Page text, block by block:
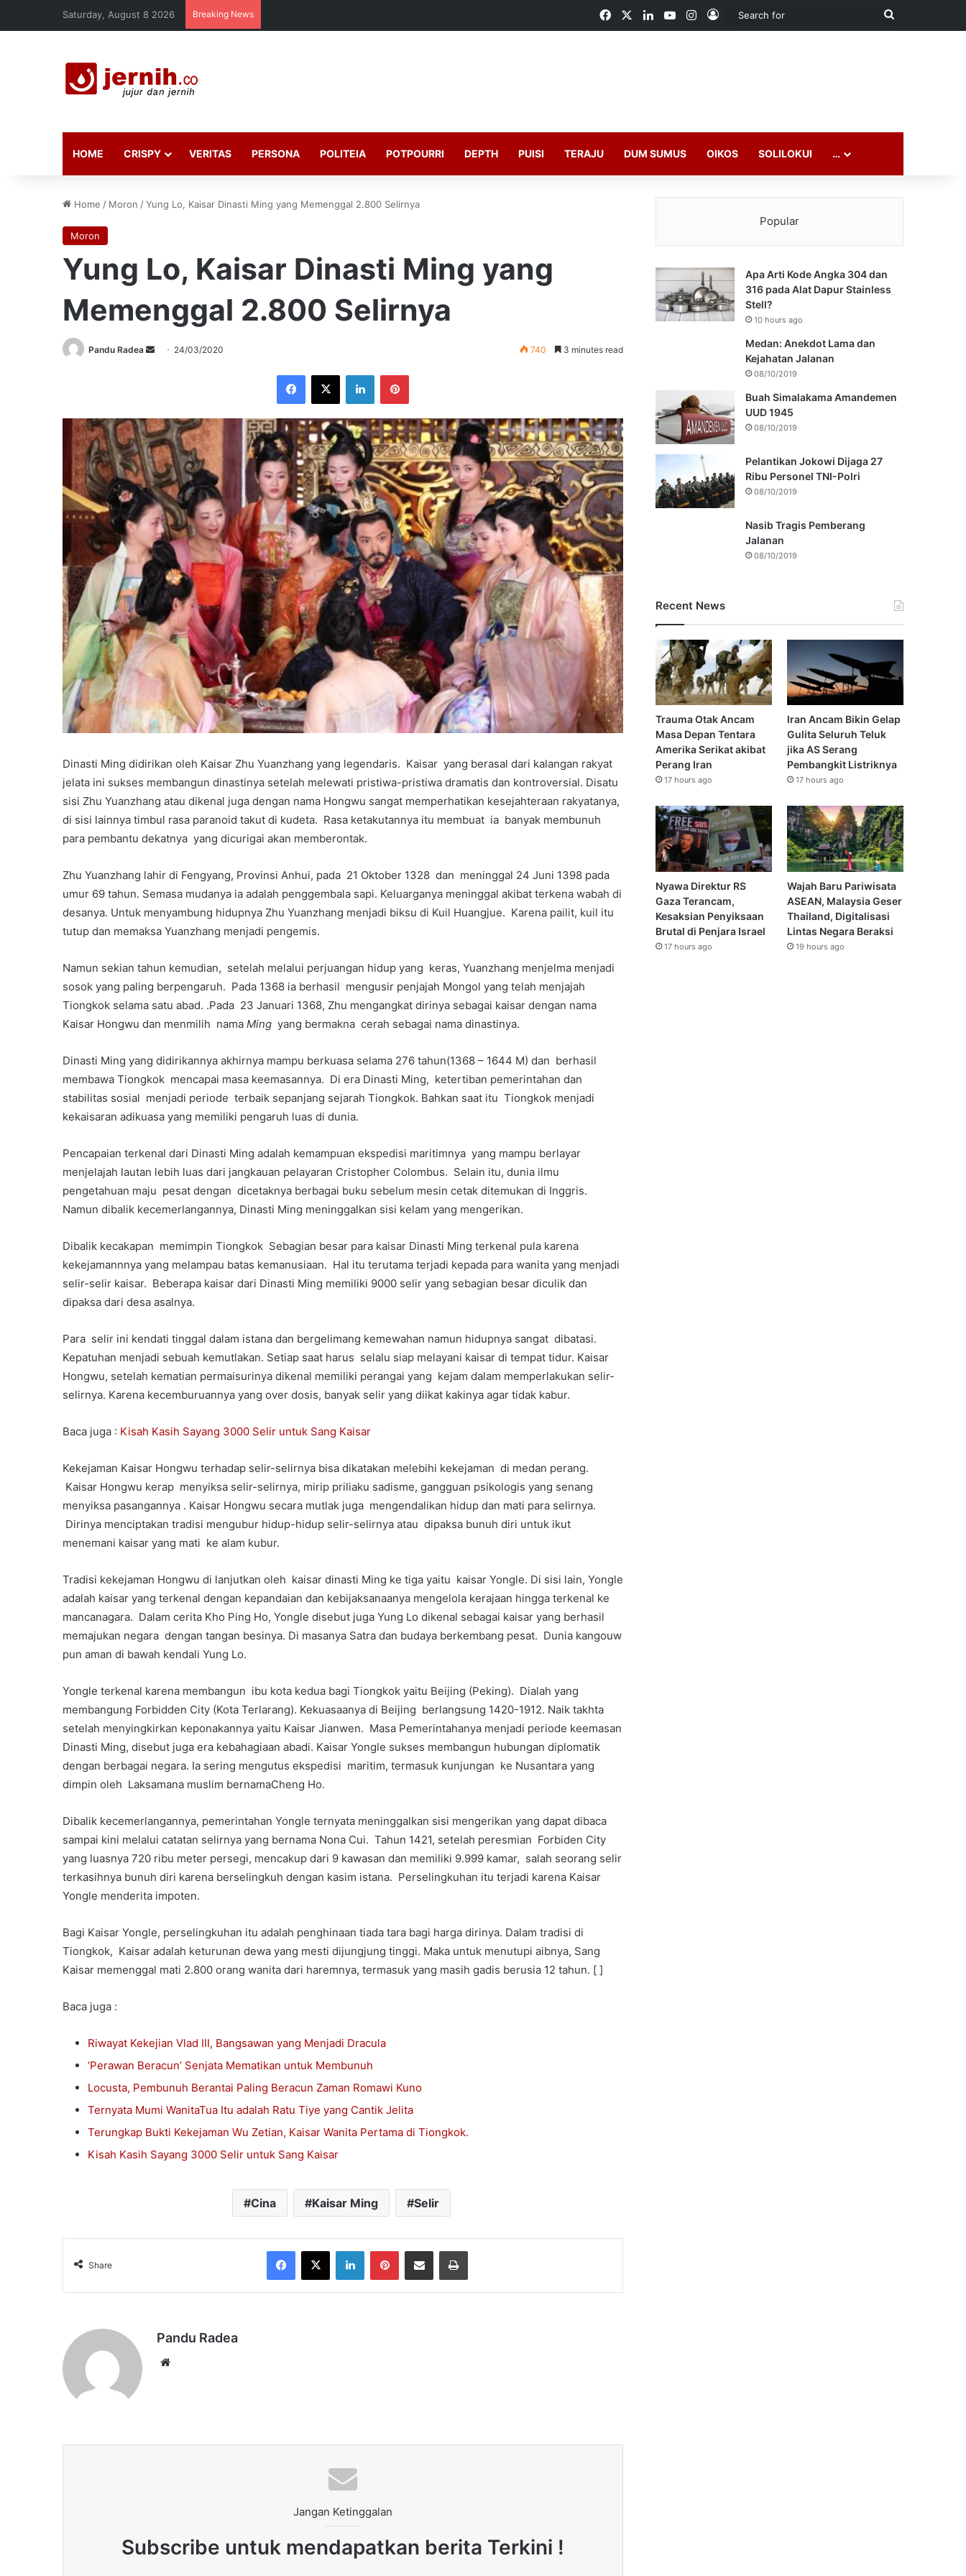
Saturday, August 8 2026 Breaking News FacebookLinkedInYouTubeInstagram
Log In
Search
HOME CRISPY VERITAS PERSONA POLITEIA POTPOURRI DEPTH PUISI TERAJU DUM SUMUS OIKOS SOLILOKUI …
Home / Moron /Yung Lo, Kaisar Dinasti Ming yang Memenggal 2.800 Selirnya
Moron
Yung Lo, Kaisar Dinasti Ming yang
Memenggal 2.800 Selirnya
Pandu Radea
Send 24/03/2020 740 3 minutes read
Facebook
X LinkedInPinterest
Dinasti Ming didirikan oleh Kaisar Zhu Yuanzhang yang legendaris. Kaisar yang berasal dari kalangan rakyat
jelata ini sukses membangun dinastinya setelah melewati pristiwa-pristiwa dramatis dan kontroversial. Disatu
sisi Zhu Yuanzhang atau dikenal juga dengan nama Hongwu sangat memperhatikan kesejahteraan rakyatanya,
di sisi lainnya timbul rasa paranoid takut di kudeta. Rasa ketakutannya itu membuat ia banyak membunuh
para pembantu dekatnya yang dicurigai akan memberontak.
Zhu Yuanzhang lahir di Fengyang, Provinsi Anhui, pada 21 Oktober 1328 dan meninggal 24 Juni 1398 pada
umur 69 tahun. Semasa mudanya ia adalah penggembala sapi. Keluarganya meninggal akibat terkena wabah di
desanya. Untuk menyambung hidupnya Zhu Yuanzhang menjadi biksu di Kuil Huangjue. Karena pailit, kuil itu
tutup dan memaksa Yuanzhang menjadi pengemis.
Namun sekian tahun kemudian, setelah melalui perjuangan hidup yang keras, Yuanzhang menjelma menjadi
sosok yang paling berpengaruh. Pada 1368 ia berhasil mengusir penjajah Mongol yang telah menjajah
Tiongkok selama satu abad. .Pada 23 Januari 1368, Zhu mengangkat dirinya sebagai kaisar dengan nama
Kaisar Hongwu dan menmilih nama Ming yang bermakna cerah sebagai nama dinastinya.
Dinasti Ming yang didirikannya akhirnya mampu berkuasa selama 276 tahun(1368 – 1644 M) dan berhasil
membawa Tiongkok mencapai masa keemasannya. Di era Dinasti Ming, ketertiban pemerintahan dan
stabilitas sosial menjadi periode terbaik sepanjang sejarah Tiongkok. Bahkan saat itu Tiongkok menjadi
kekaisaran adikuasa yang memiliki pengaruh luas di dunia.
Pencapaian terkenal dari Dinasti Ming adalah kemampuan ekspedisi maritimnya yang mampu berlayar
menjelajah lautan lebih luas dari jangkauan pelayaran Cristopher Colombus. Selain itu, dunia ilmu
pengetahuan maju pesat dengan dicetaknya berbagai buku sebelum mesin cetak ditemukan di Inggris.
Namun dibalik kecemerlangannya, Dinasti Ming meninggalkan sisi kelam yang mengerikan.
Dibalik kecakapan memimpin Tiongkok Sebagian besar para kaisar Dinasti Ming terkenal pula karena
kekejamannnya yang melampau batas kemanusiaan. Hal itu terutama terjadi kepada para wanita yang menjadi
selir-selir kaisar. Beberapa kaisar dari Dinasti Ming memiliki 9000 selir yang sebagian besar diculik dan
dipaksa dari desa asalnya.
Para selir ini kendati tinggal dalam istana dan bergelimang kemewahan namun hidupnya sangat dibatasi.
Kepatuhan menjadi sebuah kemutlakan. Setiap saat harus selalu siap melayani kaisar di tempat tidur. Kaisar
Hongwu, setelah kematian permaisurinya dikenal memiliki perangai yang kejam dalam memperlakukan selir-
selirnya. Karena kecemburuannya yang over dosis, banyak selir yang diikat kakinya agar tidak kabur.
Baca juga : Kisah Kasih Sayang 3000 Selir untuk Sang Kaisar
Kekejaman Kaisar Hongwu terhadap selir-selirnya bisa dikatakan melebihi kekejaman di medan perang.
Kaisar Hongwu kerap menyiksa selir-selirnya, mirip priliaku sadisme, gangguan psikologis yang senang
menyiksa pasangannya . Kaisar Hongwu secara mutlak juga mengendalikan hidup dan mati para selirnya.
Dirinya menciptakan tradisi mengubur hidup-hidup selir-selirnya atau dipaksa bunuh diri untuk ikut
menemani kaisar yang mati ke alam kubur.
Tradisi kekejaman Hongwu di lanjutkan oleh kaisar dinasti Ming ke tiga yaitu kaisar Yongle. Di sisi lain, Yongle
adalah kaisar yang terkenal dengan kepandaian dan kebijaksanaanya mengelola kerajaan hingga terkenal ke
mancanagara. Dalam cerita Kho Ping Ho, Yongle disebut juga Yung Lo dikenal sebagai kaisar yang berhasil
memajukan negara dengan tangan besinya. Di masanya Satra dan budaya berkembang pesat. Dunia kangouw
pun aman di bawah kendali Yung Lo.
Yongle terkenal karena membangun ibu kota kedua bagi Tiongkok yaitu Beijing (Peking). Dialah yang
membangung Forbidden City (Kota Terlarang). Kekuasaanya di Beijing berlangsung 1420-1912. Naik takhta
setelah menyingkirkan keponakannya yaitu Kaisar Jianwen. Masa Pemerintahanya menjadi periode keemasan
Dinasti Ming, disebut juga era kebahagiaan abadi. Kaisar Yongle sukses membangun hubungan diplomatik
dengan berbagai negara. Ia sering mengutus ekspedisi maritim, termasuk kunjungan ke Nusantara yang
dimpin oleh Laksamana muslim bernamaCheng Ho.
Dibalik kecemerlangannya, pemerintahan Yongle ternyata meninggalkan sisi mengerikan yang dapat dibaca
sampai kini melalui catatan selirnya yang bernama Nona Cui. Tahun 1421, setelah peresmian Forbiden City
yang luasnya 720 ribu meter persegi, mencakup dari 9 kawasan dan memiliki 9.999 kamar, salah seorang selir
terkasihnya bunuh diri karena berselingkuh dengan kasim istana. Perselingkuhan itu terjadi karena Kaisar
Yongle menderita impoten.
Bagi Kaisar Yongle, perselingkuhan itu adalah penghinaan tiada tara bagi harga dirinya. Dalam tradisi di
Tiongkok, Kaisar adalah keturunan dewa yang mesti dijungjung tinggi. Maka untuk menutupi aibnya, Sang
Kaisar memenggal mati 2.800 orang wanita dari haremnya, termasuk yang masih gadis berusia 12 tahun. [ ]
Baca juga :
Riwayat Kekejian Vlad III, Bangsawan yang Menjadi Dracula
‘Perawan Beracun’ Senjata Mematikan untuk Membunuh
Locusta, Pembunuh Berantai Paling Beracun Zaman Romawi Kuno
Ternyata Mumi WanitaTua Itu adalah Ratu Tiye yang Cantik Jelita
Terungkap Bukti Kekejaman Wu Zetian, Kaisar Wanita Pertama di Tiongkok.
Kisah Kasih Sayang 3000 Selir untuk Sang Kaisar
Cina Kaisar Ming Selir
Share
Facebook
X LinkedInPinterestShare via Email Print
Pandu Radea
Jangan Ketinggalan
Subscribe untuk mendapatkan berita Terkini !
Popular
Apa Arti Kode Angka 304 dan
316 pada Alat Dapur Stainless
Stell?
10 hours ago
Medan: Anekdot Lama dan
Kejahatan Jalanan
08/10/2019
Buah Simalakama Amandemen
UUD 1945
08/10/2019
Pelantikan Jokowi Dijaga 27
Ribu Personel TNI-Polri
08/10/2019
Nasib Tragis Pemberang
Jalanan
08/10/2019
Recent News
Trauma Otak Ancam
Masa Depan Tentara
Amerika Serikat akibat
Perang Iran
17 hours ago
Iran Ancam Bikin Gelap
Gulita Seluruh Teluk
jika AS Serang
Pembangkit Listriknya
17 hours ago
Nyawa Direktur RS
Gaza Terancam,
Kesaksian Penyiksaan
Brutal di Penjara Israel
17 hours ago
Wajah Baru Pariwisata
ASEAN, Malaysia Geser
Thailand, Digitalisasi
Lintas Negara Beraksi
19 hours ago